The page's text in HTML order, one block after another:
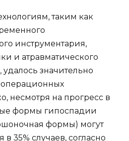
таким как
инструментария,
и атравматического
значительно
несмотря на прогресс в
формы гипоспадии
формы) могут
35% случаев, согласно